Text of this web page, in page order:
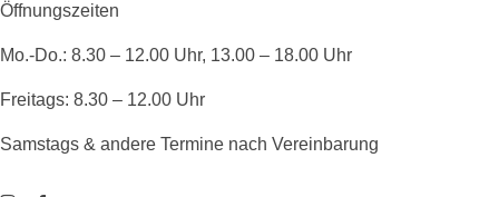
Öffnungszeiten
Mo.-Do.: 8.30 – 12.00 Uhr, 13.00 – 18.00 Uhr
Freitags: 8.30 – 12.00 Uhr
Samstags & andere Termine nach Vereinbarung